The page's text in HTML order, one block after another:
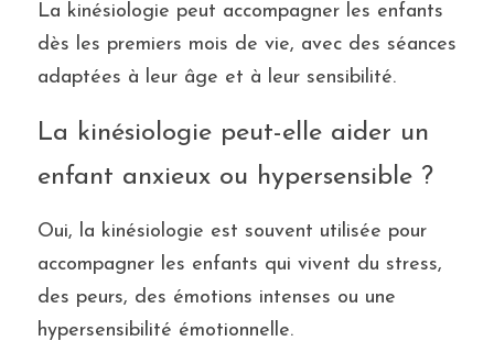
La kinésiologie peut accompagner les enfants
dès les premiers mois de vie, avec des séances
adaptées à leur âge et à leur sensibilité.
La kinésiologie peut-elle aider un
enfant anxieux ou hypersensible ?
Oui, la kinésiologie est souvent utilisée pour
accompagner les enfants qui vivent du stress,
des peurs, des émotions intenses ou une
hypersensibilité émotionnelle.